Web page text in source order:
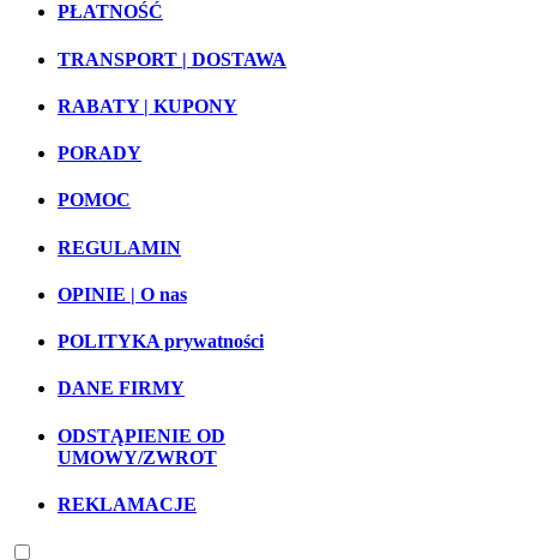
PŁATNOŚĆ
TRANSPORT | DOSTAWA
RABATY | KUPONY
PORADY
POMOC
REGULAMIN
OPINIE | O nas
POLITYKA prywatności
DANE FIRMY
ODSTĄPIENIE OD
UMOWY/ZWROT
REKLAMACJE